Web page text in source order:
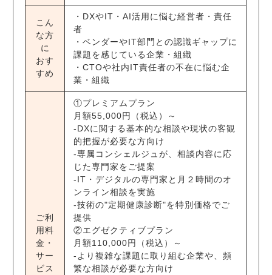
こん
な方
に
おす
すめ
・DXやIT・AI活用に悩む経営者・責任
者
・ベンダーやIT部門との認識ギャップに
課題を感じている企業・組織
・CTOや社内IT責任者の不在に悩む企
業・組織
ご利
用料
金・
サー
ビス
①プレミアムプラン
月額55,000円（税込）～
‐DXに関する基本的な相談や現状の客観
的把握が必要な方向け
‐専属コンシェルジュが、相談内容に応
じた専門家をご提案
‐IT・デジタルの専門家と月２時間のオ
ンライン相談を実施
‐技術の"定期健康診断"を特別価格でご
提供
②エグゼクティブプラン
月額110,000円（税込）～
‐より複雑な課題に取り組む企業や、頻
繁な相談が必要な方向け